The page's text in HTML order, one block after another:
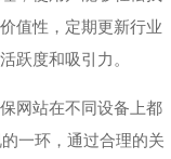
值性，定期更新行业
跃度和吸引力。
网站在不同设备上都
一环，通过合理的关